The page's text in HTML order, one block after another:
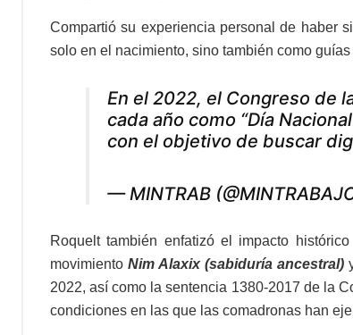
Compartió su experiencia personal de haber
solo en el nacimiento, sino también como
En el 2022, el Congreso de
cada año como “Día
con el objetivo de buscar
— MINTRAB
Roquelt también enfatizó el impacto
movimientoNim Alaxix (sabiduría ancestral)
2022, así como la sentencia 1380-2017 de la
condiciones en las que las comadronas han